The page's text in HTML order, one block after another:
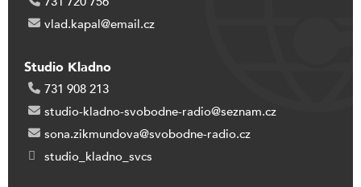
vlad.kapal@email.cz
Studio Kladno
731 908 213
studio-kladno-svobodne-radio@seznam.cz
sona.zikmundova@svobodne-radio.cz
studio_kladno_svcs